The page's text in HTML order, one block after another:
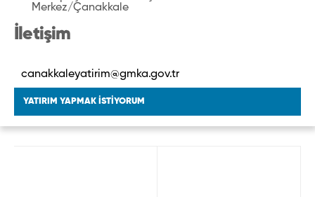
Merkez/Çanakkale
İletişim
canakkaleyatirim@gmka.gov.tr
YATIRIM YAPMAK İSTİYORUM